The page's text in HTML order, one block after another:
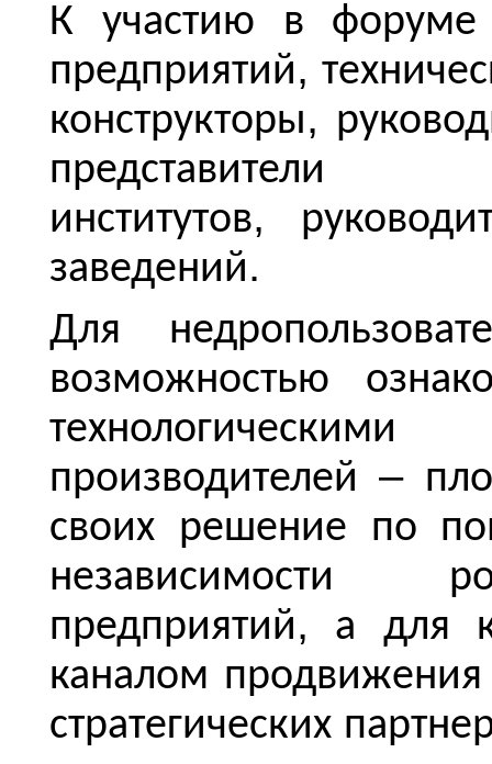
К участию в
форуме
предприятий,
конструкторы,
представители
институтов,
заведений.
Для
возможностью
технологическими
производителей –
своих решение по
независимости
предприятий, а для
каналом продвижения
стратегических